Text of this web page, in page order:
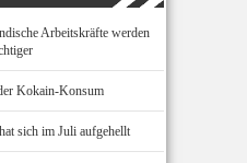
Arbeitskräfte werden
Kokain-Konsum
sich im Juli aufgehellt